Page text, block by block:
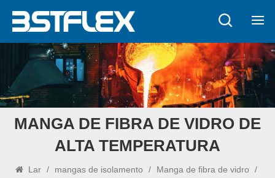
MANGA DE FIBRA DE VIDRO DE
ALTA TEMPERATURA
Lar / mangas de isolamento / Manga de fibra de vidro
/